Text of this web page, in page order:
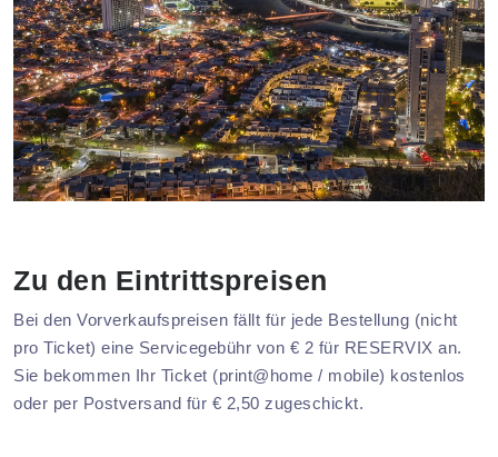
Zu den Eintrittspreisen
Bei den Vorverkaufspreisen fällt für jede Bestellung (nicht
pro Ticket) eine Servicegebühr von € 2 für RESERVIX an.
Sie bekommen Ihr Ticket (print@home / mobile) kostenlos
oder per Postversand für € 2,50 zugeschickt.